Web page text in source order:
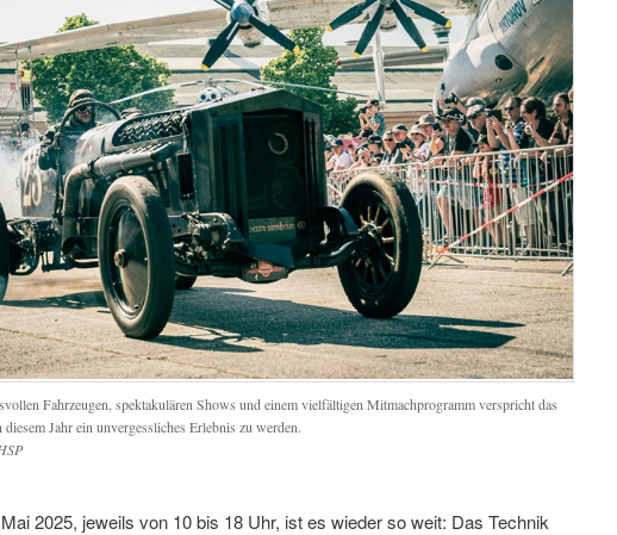
Fahrzeugen, spektakulären Shows und einem vielfältigen Mitmachprogramm verspricht das
diesem Jahr ein unvergessliches Erlebnis zu werden.
2025, jeweils von 10 bis 18 Uhr, ist es wieder so weit: Das Technik